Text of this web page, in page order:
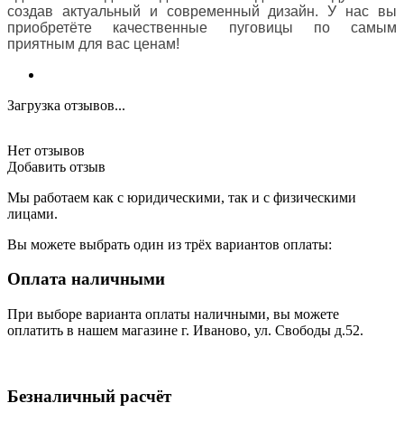
создав актуальный и современный дизайн. У нас вы
приобретёте качественные пуговицы по самым
приятным для вас ценам!
Загрузка отзывов...
Нет отзывов
Добавить отзыв
Мы работаем как с юридическими, так и с физическими
лицами.
Вы можете выбрать один из трёх вариантов оплаты:
Оплата наличными
При выборе варианта оплаты наличными, вы можете
оплатить в нашем магазине г. Иваново, ул. Свободы д.52.
Безналичный расчёт